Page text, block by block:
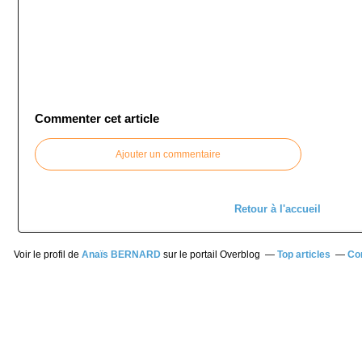
Commenter cet article
Ajouter un commentaire
Retour à l'accueil
Voir le profil de Anaïs BERNARDsur le portail Overblog Top articles